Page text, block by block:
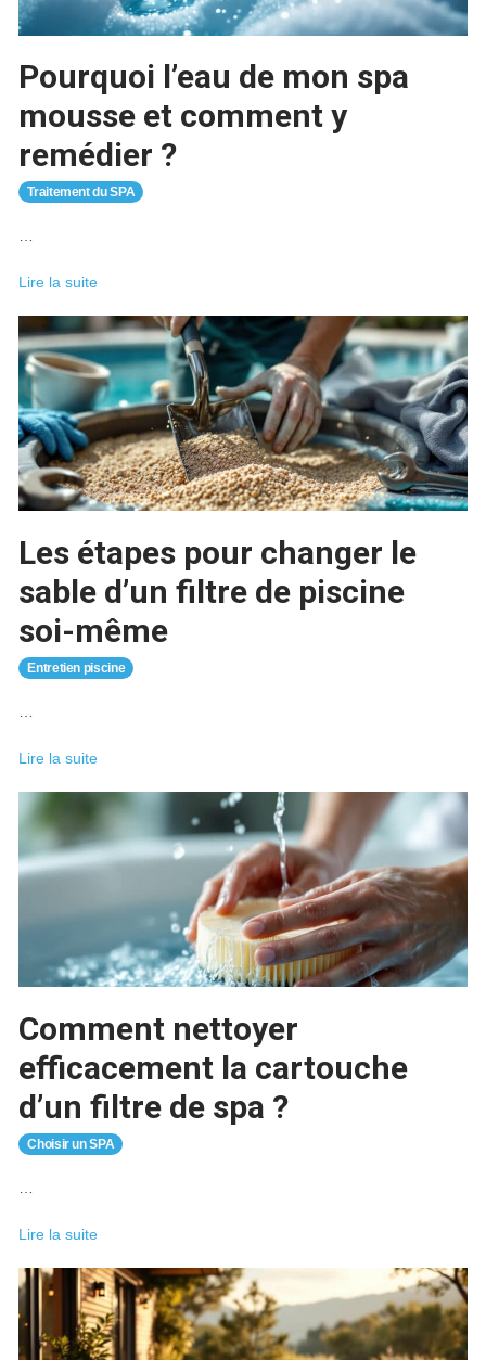
Pourquoi l’eau de mon spa
mousse et comment y
remédier ?
Traitement du SPA
…
Pourquoi
mon
spa
mousse
et
comment
y
remédier
?
Lire la suite
Les étapes pour changer le
sable d’un filtre de piscine
soi-même
Entretien piscine
…
Les
pour
changer
sable
piscine
soi-
Lire la suite
Comment nettoyer
efficacement la cartouche
d’un filtre de spa ?
Choisir un SPA
Comment
efficacement
cartouche
d’un
Lire la suite